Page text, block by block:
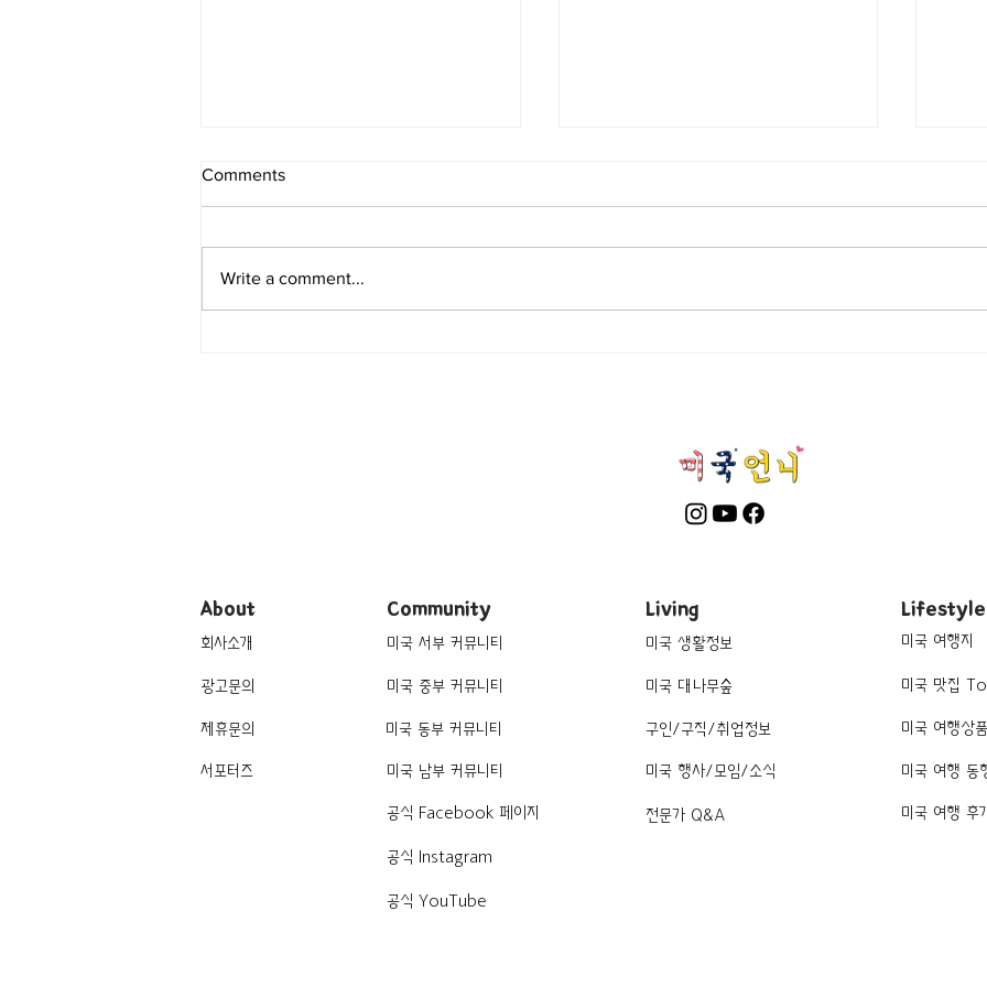
Comments
Write a comment...
About
회사소개
광고문의
제휴문의
서포터즈
Community
미국 서부 커뮤니티
미국 중부 커뮤니티
미국 동부 커뮤니티
미국 남부 커뮤니티
공식 Facebook 페이지
공식 Instagram
공식 YouTube
Living
미국 생활정보
미국 대나무숲
구인/구직/취업정보
미국 행사/모임/소식
전문가 Q&A
Lifestyle
미국 여행지
미국 맛집
미국 여행상품
미국 여행 동
미국 여행 후기